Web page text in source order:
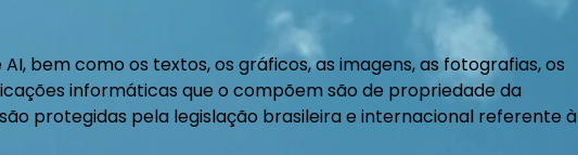
bem como os textos, os gráficos, as imagens, as fotografias, os
informáticas que o compõem são de propriedade da
protegidas pela legislação brasileira e internacional referente à